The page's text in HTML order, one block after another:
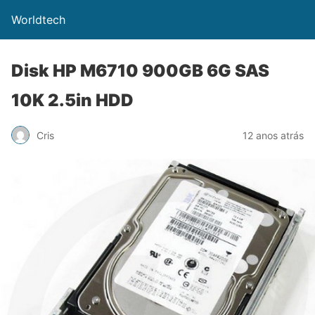
Worldtech
Disk HP M6710 900GB 6G SAS
10K 2.5in HDD
Cris 12 anos atrás